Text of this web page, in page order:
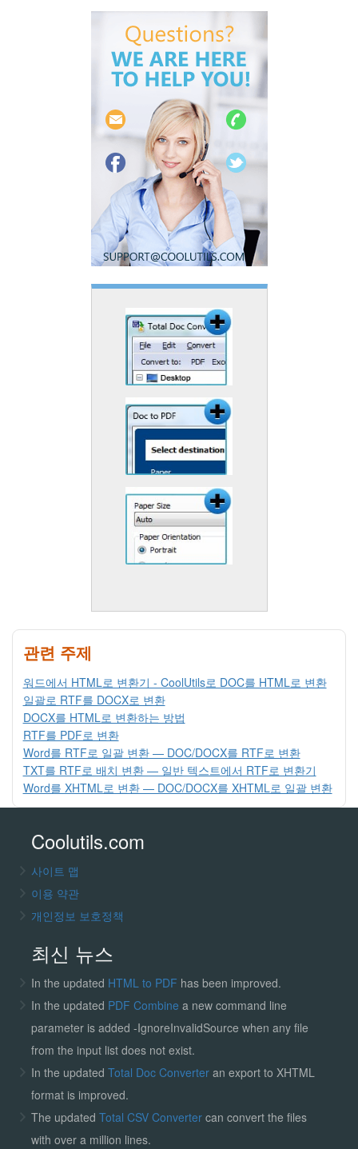
관련 주제
워드에서 HTML로 변환기 - CoolUtils로 DOC를 HTML로 변환
일괄로 RTF를 DOCX로 변환
DOCX를 HTML로 변환하는 방법
RTF를 PDF로 변환
Word를 RTF로 일괄 변환 — DOC/DOCX를 RTF로 변환
TXT를 RTF로 배치 변환 — 일반 텍스트에서 RTF로 변환기
Word를 XHTML로 변환 — DOC/DOCX를 XHTML로 일괄 변환
Coolutils.com
사이트 맵
이용 약관
개인정보 보호정책
최신 뉴스
In the updated HTML to PDF has been improved.
In the updated PDF Combine a new command line
parameter is added -IgnoreInvalidSource when any file
from the input list does not exist.
In the updated Total Doc Converter an export to XHTML
format is improved.
The updated Total CSV Convertercan convert the files
with over a million lines.